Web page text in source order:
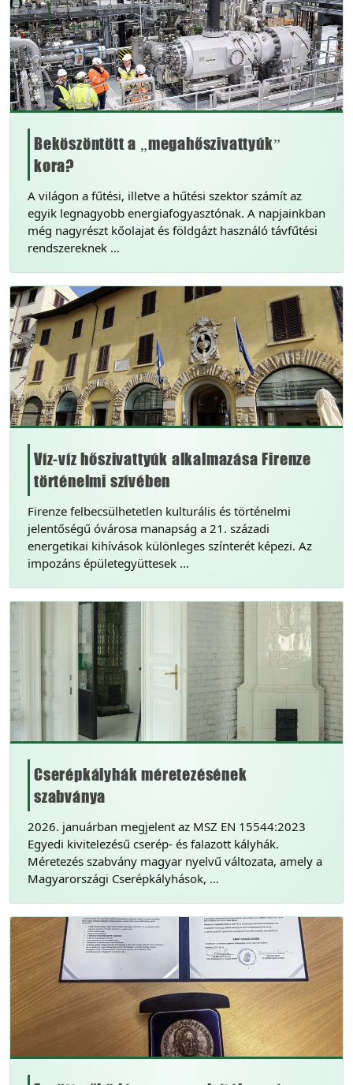
Beköszöntött a „megahőszivattyúk”
kora?
A világon a fűtési, illetve a hűtési szektor számít az
egyik legnagyobb energiafogyasztónak. A napjainkban
még nagyrészt kőolajat és földgázt használó távfűtési
rendszereknek …
Víz-víz hőszivattyúk alkalmazása Firenze
történelmi szívében
Firenze felbecsülhetetlen kulturális és történelmi
jelentőségű óvárosa manapság a 21. századi
energetikai kihívások különleges színterét képezi. Az
impozáns épületegyüttesek …
Cserépkályhák méretezésének
szabványa
2026. januárban megjelent az MSZ EN 15544:2023
Egyedi kivitelezésű cserép- és falazott kályhák.
Méretezés szabvány magyar nyelvű változata, amely a
Magyarországi Cserépkályhások, …